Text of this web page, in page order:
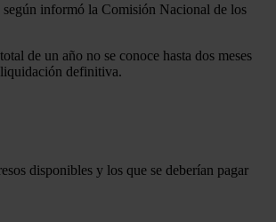
según informó la Comisión Nacional de los
de un año no se conoce hasta dos meses
liquidación definitiva.
disponibles y los que se deberían pagar